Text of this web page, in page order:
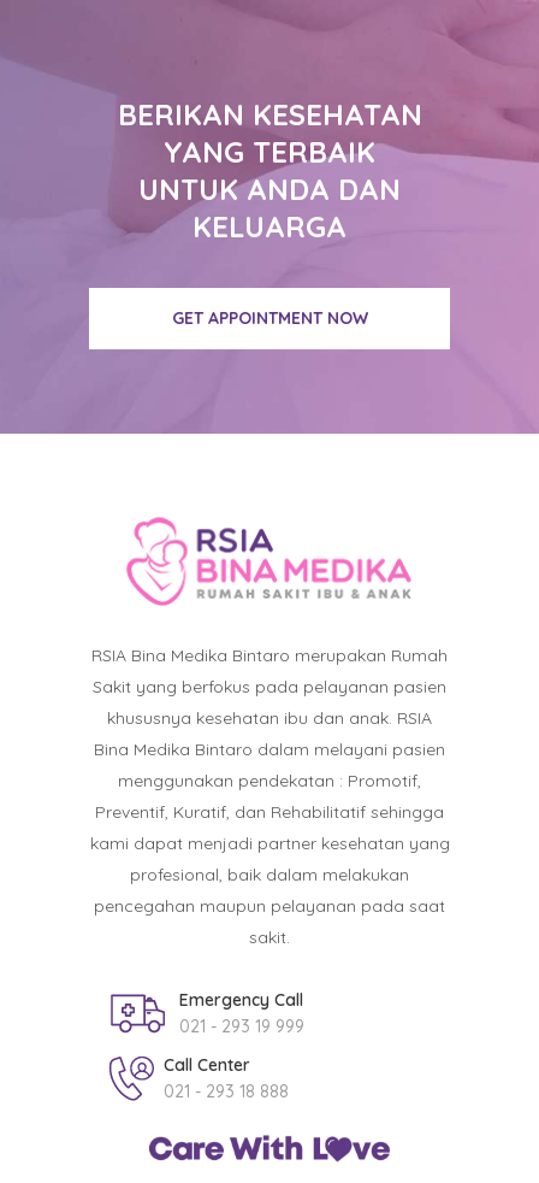
BERIKAN KESEHATAN
YANG TERBAIK
UNTUK ANDA DAN
KELUARGA
GET APPOINTMENT NOW
RSIA Bina Medika Bintaro merupakan Rumah
Sakit yang berfokus pada pelayanan pasien
khususnya kesehatan ibu dan anak. RSIA
Bina Medika Bintaro dalam melayani pasien
menggunakan pendekatan : Promotif,
Preventif, Kuratif, dan Rehabilitatif sehingga
kami dapat menjadi partner kesehatan yang
profesional, baik dalam melakukan
pencegahan maupun pelayanan pada saat
sakit.
Emergency Call
021 - 293 19 999
Call Center
021 - 293 18 888